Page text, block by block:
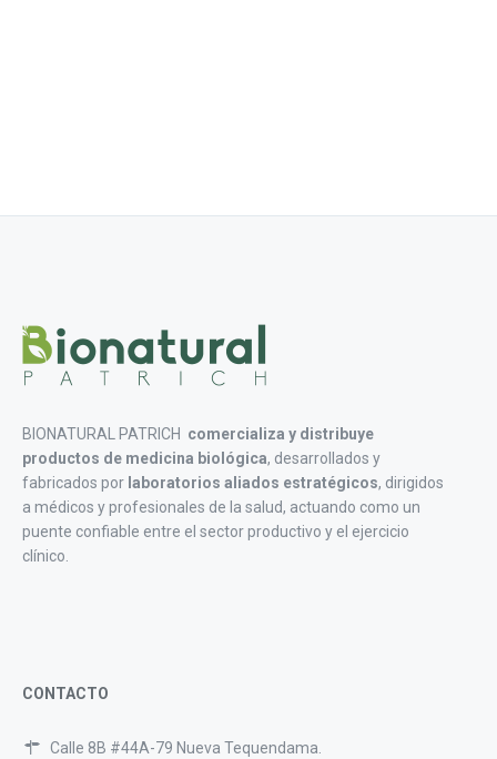
BIONATURAL PATRICH comercializa y distribuye
productos de medicina biológica, desarrollados y
fabricados por laboratorios aliados estratégicos, dirigidos
a médicos y profesionales de la salud, actuando como un
puente confiable entre el sector productivo y el ejercicio
clínico.
CONTACTO
Calle 8B #44A-79 Nueva Tequendama.